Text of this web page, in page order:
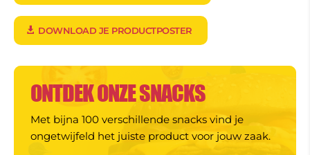
DOWNLOAD JE PRODUCTPOSTER
ONTDEK ONZE SNACKS
Met bijna 100 verschillende snacks vind je
ongetwijfeld het juiste product voor jouw zaak.